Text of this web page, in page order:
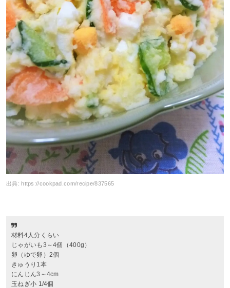
出典:https://cookpad.com/recipe/837565
材料4人分くらい
じゃがいも3～4個（400g）
卵（ゆで卵）2個
きゅうり1本
にんじん3～4cm
玉ねぎ小 1/4個